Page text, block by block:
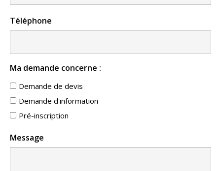
Téléphone
Ma demande concerne :
Demande de devis
Demande d'information
Pré-inscription
Message